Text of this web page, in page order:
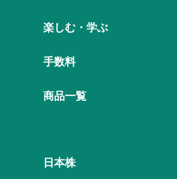
楽しむ・学ぶ
手数料
商品一覧
日本株